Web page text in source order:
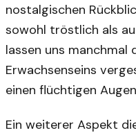
nostalgischen
sowohl tröstlich als
lassen uns manchmal
Erwachsenseins
einen flüchtigen
Ein weiterer Aspekt